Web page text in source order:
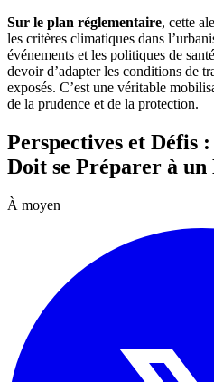
Sur le plan réglementaire, cette
les critères climatiques dans
événements et les politiques de
devoir d’adapter les conditions de
exposés. C’est une véritable
de la prudence et de la protection.
Perspectives et Défis
Doit se Préparer à un
À moyen